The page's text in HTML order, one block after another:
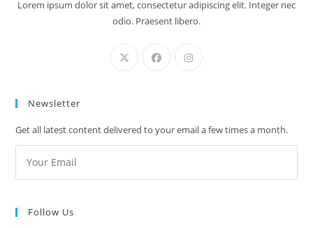
Lorem ipsum dolor sit amet, consectetur adipiscing elit. Integer nec
odio. Praesent libero.
Newsletter
Get all latest content delivered to your email a few times a month.
Follow Us